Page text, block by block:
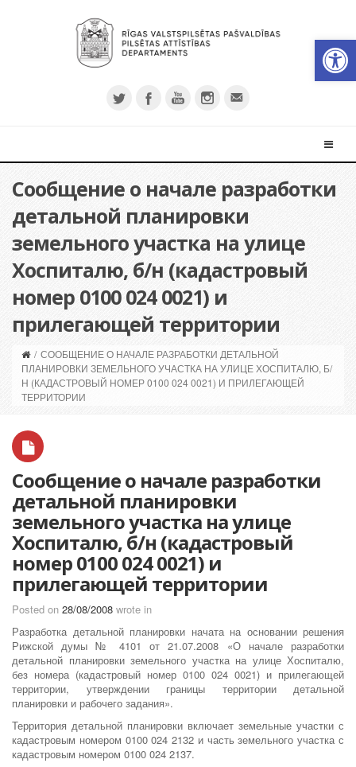
Сообщение о начале разработки
детальной планировки
земельного участка на улице
Хоспиталю, б/н (кадастровый
номер 0100 024 0021) и
прилегающей территории
/ СООБЩЕНИЕ О НАЧАЛЕ РАЗРАБОТКИ ДЕТАЛЬНОЙ
ПЛАНИРОВКИ ЗЕМЕЛЬНОГО УЧАСТКА НА УЛИЦЕ ХОСПИТАЛЮ, Б/
Н (КАДАСТРОВЫЙ НОМЕР 0100 024 0021) И ПРИЛЕГАЮЩЕЙ
ТЕРРИТОРИИ
Сообщение о начале разработки
детальной планировки
земельного участка на улице
Хоспиталю, б/н (кадастровый
номер 0100 024 0021) и
прилегающей территории
Posted on 28/08/2008 wrote in
Разработка детальной планировки начата на основании решения
Рижской думы № 4101 от 21.07.2008 «О начале разработки
детальной планировки земельного участка на улице Хоспиталю,
без номера (кадастровый номер 0100 024 0021) и прилегающей
территории, утверждении границы территории детальной
планировки и рабочего задания».
Территория детальной планировки включает земельные участки с
кадастровым номером 0100 024 2132 и часть земельного участка с
кадастровым номером 0100 024 2137.